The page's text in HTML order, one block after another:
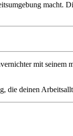
macht.
mit
deinen